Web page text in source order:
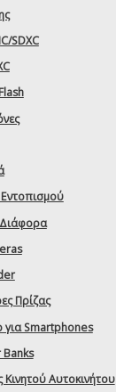
SDXC
Πρίζας
Smartphones
Κινητού Αυτοκινήτου